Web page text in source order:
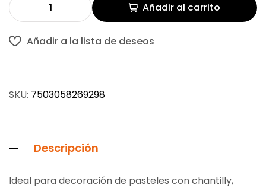
Añadir al carrito
Añadir a la lista de deseos
SKU: 7503058269298
Descripción
Ideal para decoración de pasteles con chantilly,